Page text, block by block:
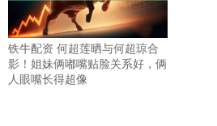
铁牛配资 何超莲晒与何超琼合
影！姐妹俩嘟嘴贴脸关系好，俩
人眼嘴长得超像